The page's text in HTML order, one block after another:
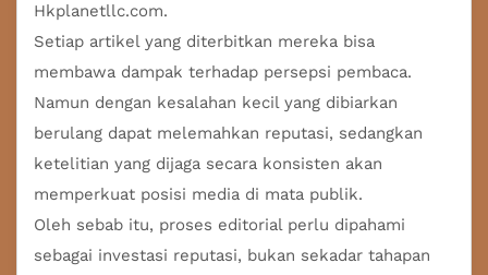
Hkplanetllc.com.
Setiap artikel yang diterbitkan mereka bisa
membawa dampak terhadap persepsi pembaca.
Namun dengan kesalahan kecil yang dibiarkan
berulang dapat melemahkan reputasi, sedangkan
ketelitian yang dijaga secara konsisten akan
memperkuat posisi media di mata publik.
Oleh sebab itu, proses editorial perlu dipahami
sebagai investasi reputasi, bukan sekadar tahapan